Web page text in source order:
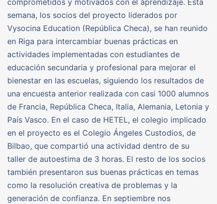
comprometidos y motivados con el aprendizaje. Esta
semana, los socios del proyecto liderados por
Vysocina Education (República Checa), se han reunido
en Riga para intercambiar buenas prácticas en
actividades implementadas con estudiantes de
educación secundaria y profesional para mejorar el
bienestar en las escuelas, siguiendo los resultados de
una encuesta anterior realizada con casi 1000 alumnos
de Francia, República Checa, Italia, Alemania, Letonia y
País Vasco. En el caso de HETEL, el colegio implicado
en el proyecto es el Colegio Ángeles Custodios, de
Bilbao, que compartió una actividad dentro de su
taller de autoestima de 3 horas. El resto de los socios
también presentaron sus buenas prácticas en temas
como la resolución creativa de problemas y la
generación de confianza. En septiembre nos